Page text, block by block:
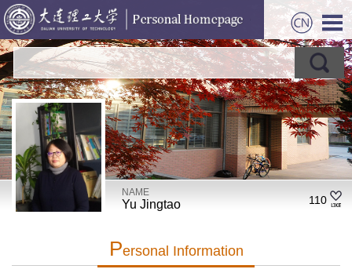
NAME
Yu Jingtao 110
PErsonal Information